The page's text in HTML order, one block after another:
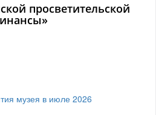
просветительской